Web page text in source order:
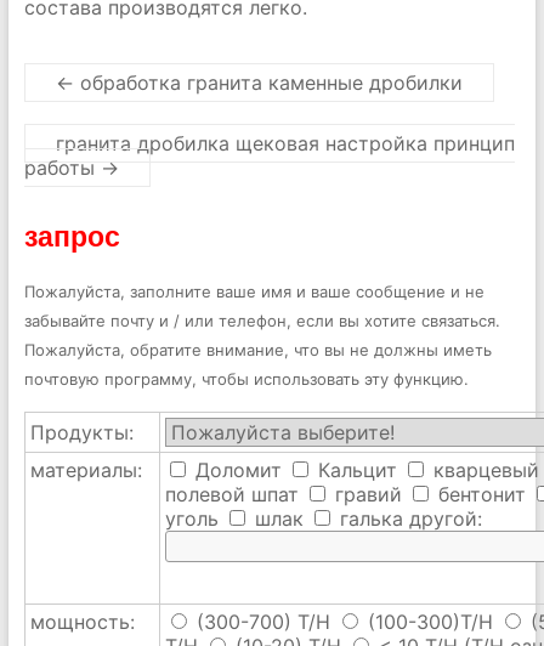
состава производятся легко.
← обработка гранита каменные дробилки
гранита дробилка щековая настройка принцип
работы →
запрос
Пожалуйста, заполните ваше имя и ваше сообщение и не
забывайте почту и / или телефон, если вы хотите связаться.
Пожалуйста, обратите внимание, что вы не должны иметь
почтовую программу, чтобы использовать эту функцию.
Продукты:
материалы:
Доломит Кальцит
кварцевый
полевой шпат
гравий
бентонит
уголь
шлак галька другой:
мощность: (300-700) T/H (100-300)T/H